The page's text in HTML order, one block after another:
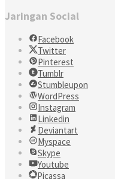
Jaringan Social
Facebook
Twitter
Pinterest
Tumblr
Stumbleupon
WordPress
Instagram
Linkedin
Deviantart
Myspace
Skype
Youtube
Picassa